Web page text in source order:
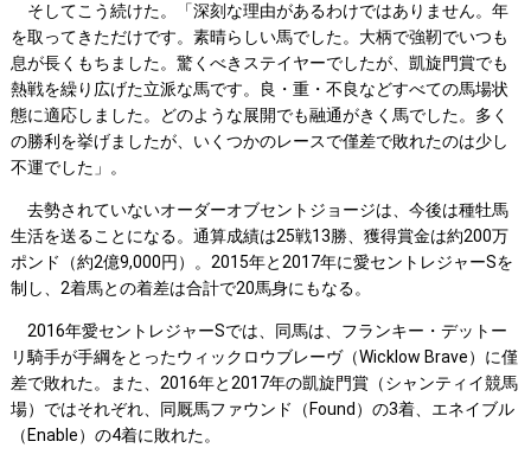
そしてこう続けた。「深刻な理由があるわけではありません。年
を取ってきただけです。素晴らしい馬でした。大柄で強靭でいつも
息が長くもちました。驚くべきステイヤーでしたが、凱旋門賞でも
熱戦を繰り広げた立派な馬です。良・重・不良などすべての馬場状
態に適応しました。どのような展開でも融通がきく馬でした。多く
の勝利を挙げましたが、いくつかのレースで僅差で敗れたのは少し
不運でした」。
去勢されていないオーダーオブセントジョージは、今後は種牡馬
生活を送ることになる。通算成績は25戦13勝、獲得賞金は約200万
ポンド（約2億9,000円）。2015年と2017年に愛セントレジャーSを
制し、2着馬との着差は合計で20馬身にもなる。
2016年愛セントレジャーSでは、同馬は、フランキー・デットー
リ騎手が手綱をとったウィックロウブレーヴ（Wicklow Brave）に僅
差で敗れた。また、2016年と2017年の凱旋門賞（シャンティイ競馬
場）ではそれぞれ、同厩馬ファウンド（Found）の3着、エネイブル
（Enable）の4着に敗れた。